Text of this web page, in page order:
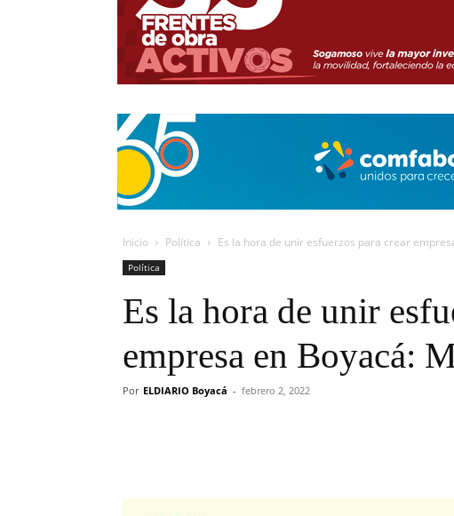
Inicio Política Es la hora de unir esfuerzos para crear
Política
Es la hora de unir
empresa en Boyacá:
Por ELDIARIO Boyacá - febrero 2, 2022